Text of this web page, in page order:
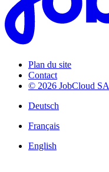
Plan du site
Contact
© 2026 JobCloud SA
Deutsch
Français
English